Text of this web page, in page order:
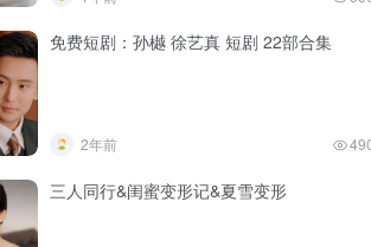
免费短剧：孙樾 徐艺真 短剧 22部合集
2年前
三人同行&闺蜜变形记&夏雪变形